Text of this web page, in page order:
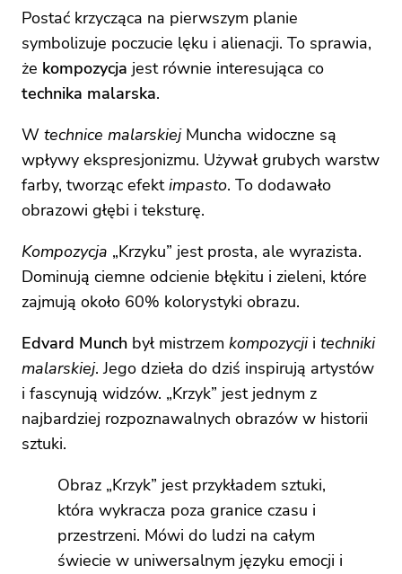
Postać krzycząca na pierwszym planie
symbolizuje poczucie lęku i alienacji. To sprawia,
że kompozycja jest równie interesująca co
technika malarska.
W technice malarskiejMuncha widoczne są
wpływy ekspresjonizmu. Używał grubych warstw
farby, tworząc efektimpasto. To dodawało
obrazowi głębi i teksturę.
Kompozycja „Krzyku” jest prosta, ale wyrazista.
Dominują ciemne odcienie błękitu i zieleni, które
zajmują około 60% kolorystyki obrazu.
Edvard Munch był mistrzem kompozycjii techniki
malarskiej. Jego dzieła do dziś inspirują artystów
i fascynują widzów. „Krzyk” jest jednym z
najbardziej rozpoznawalnych obrazów w historii
sztuki.
Obraz „Krzyk” jest przykładem sztuki,
która wykracza poza granice czasu i
przestrzeni. Mówi do ludzi na całym
świecie w uniwersalnym języku emocji i